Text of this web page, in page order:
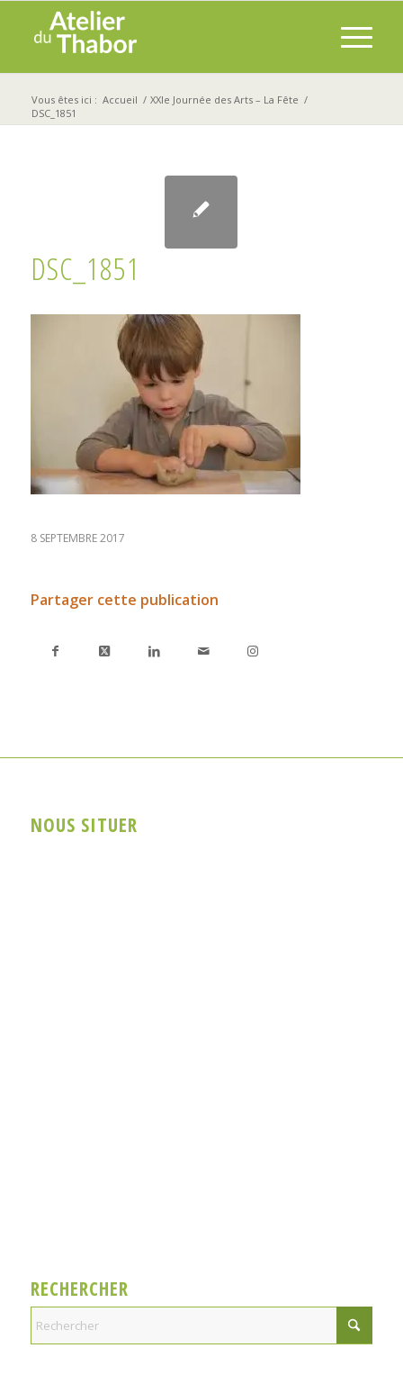
Vous êtes ici : Accueil / XXIe Journée des Arts – La Fête /
DSC_1851
DSC_1851
8 SEPTEMBRE 2017
Partager cette publication
NOUS SITUER
RECHERCHER